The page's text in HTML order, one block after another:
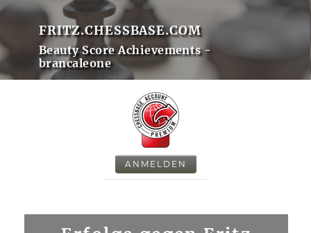
FRITZ.CHESSBASE.COM
Beauty Score Achievements -
brancaleone
ANMELDEN